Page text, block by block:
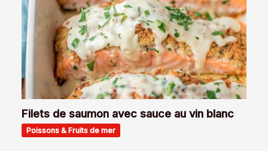
Filets de saumon avec sauce au vin blanc
Poissons & Fruits de mer